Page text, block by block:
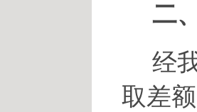
二
经
取差